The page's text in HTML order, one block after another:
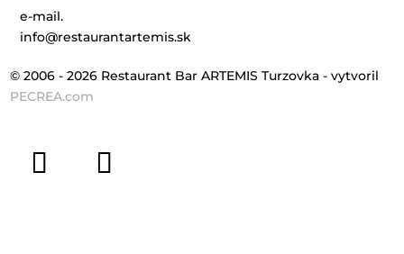
e-mail.
info@restaurantartemis.sk
© 2006 - 2026 Restaurant Bar ARTEMIS Turzovka - vytvoril
PECREA.com